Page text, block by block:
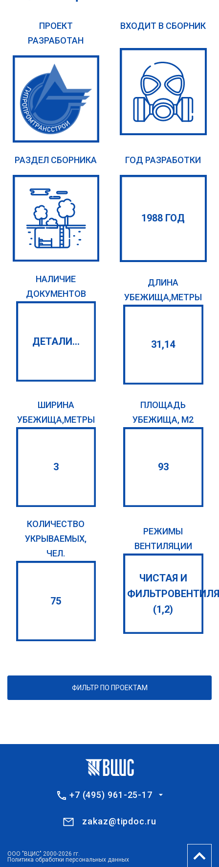
ПРОЕКТ
РАЗРАБОТАН
ВХОДИТ В СБОРНИК
РАЗДЕЛ СБОРНИКА ГОД РАЗРАБОТКИ
1988 ГОД
НАЛИЧИЕ
ДОКУМЕНТОВ
ДЕТАЛИ...
ДЛИНА
УБЕЖИЩА,МЕТРЫ
31,14
ШИРИНА
УБЕЖИЩА,МЕТРЫ
3
ПЛОЩАДЬ
УБЕЖИЩА, М2
93
КОЛИЧЕСТВО
УКРЫВАЕМЫХ,
ЧЕЛ.
75
РЕЖИМЫ
ВЕНТИЛЯЦИИ
ЧИСТАЯ И
(1,2)
ФИЛЬТР ПО ПРОЕКТАМ
+7 (495) 961-25-17
zakaz@tipdoc.ru
ООО "ВЦИС" 2000-2026 гг.
Политика обработки персональных данных